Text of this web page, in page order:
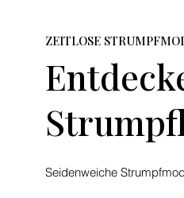
ZEITLOSE
Seidenweiche